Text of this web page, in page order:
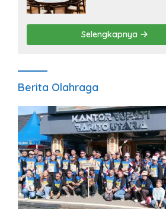
Ekonomi Baru
Selengkapnya
Berita Olahraga